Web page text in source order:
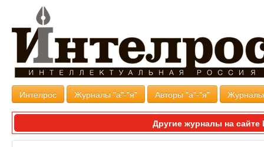
Интелрос Журналы "а"-"я" Авторы "а"-"я"
Другие журналы на